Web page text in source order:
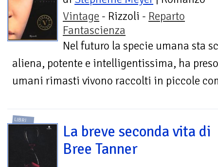
Vintage - Rizzoli - Reparto
Fantascienza
Nel futuro la specie umana sta
aliena, potente e intelligentissima, ha
umani rimasti vivono raccolti in piccole
LIBRI
La breve seconda vita di
Bree Tanner